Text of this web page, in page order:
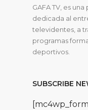
GAFA TV, es
dedicada al
televidentes, a
programas
deportivos.
SUBSCRIBE
[mc4wp_form